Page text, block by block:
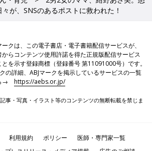
います。
ろいろな意味を込めて押しています。
っては疲れてしまい、デジタルデトックスし
ど、使い方によっては家の中で気軽にコミ
るツールなのでこれからもうまくつき合っ
さん 構成／たまひよONLINE編集部
浦太陽､家族8人が立ち会う中での第5
の誕生｡「長女と一緒にへその緒を切
が、SNSのあるポストに救われた！
ークは、この電子書店・電子書籍配信サービスが、
からコンテンツ使用許諾を得た正規版配信サービス
を示す登録商標（登録番号 第11091000号）です。
の詳細、ABJマークを掲示しているサービスの一覧
ら→https://aebs.or.jp/
事・写真・イラスト等のコンテンツの無断転載を禁じま
利用規約 ポリシー
医師・専門家一覧